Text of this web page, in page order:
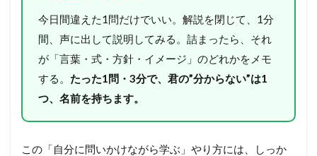
今日間違えた1問だけでいい。解説を閉じて、1分
間、声に出して説明してみる。詰まったら、それ
が「言葉・式・方針・イメージ」のどれかをメモ
する。 たった1問・3分で、君の”分からない”は1
つ、名前を持ちます。
この「自分に問いかけながら学ぶ」やり方には、しっか